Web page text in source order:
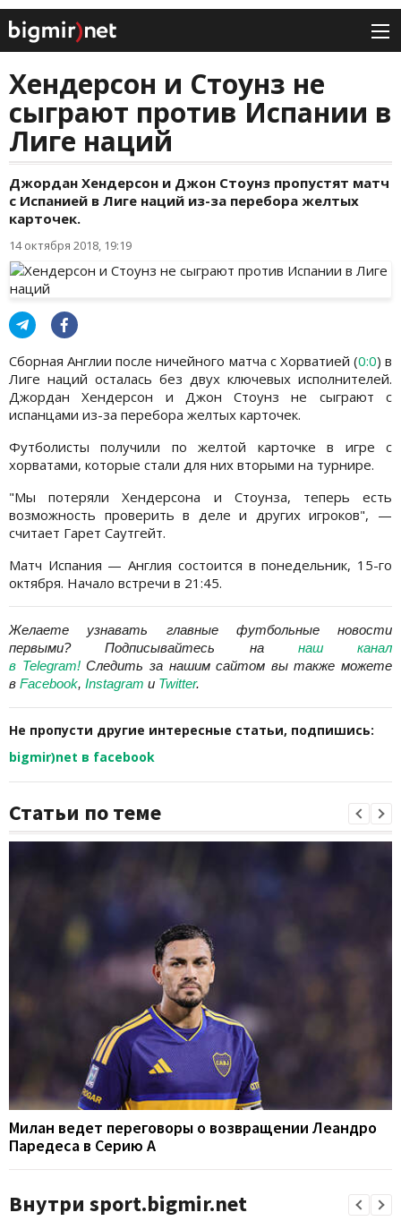
Хендерсон и Стоунз не
сыграют против Испании в
Лиге наций
Джордан Хендерсон и Джон Стоунз пропустят матч
с Испанией в Лиге наций из-за перебора желтых
карточек.
14 октября 2018, 19:19
Сборная Англии после ничейного матча с Хорватией (0:0) в
Лиге наций осталась без двух ключевых исполнителей.
Джордан Хендерсон и Джон Стоунз не сыграют с
испанцами из-за перебора желтых карточек.
Футболисты получили по желтой карточке в игре с
хорватами, которые стали для них вторыми на турнире.
"Мы потеряли Хендерсона и Стоунза, теперь есть
возможность проверить в деле и других игроков", —
считает Гарет Саутгейт.
Матч Испания — Англия состоится в понедельник, 15-го
октября. Начало встречи в 21:45.
Желаете узнавать главные футбольные новости
первыми?
Подписывайтесь на
наш канал
в Telegram! Следить за нашим сайтом вы также можете
в Facebook, Instagram и Twitter.
Не пропусти другие интересные статьи, подпишись:
bigmir)net в facebook
Статьи по теме
Милан ведет переговоры о возвращении Леандро
Паредеса в Серию А
Внутри sport.bigmir.net